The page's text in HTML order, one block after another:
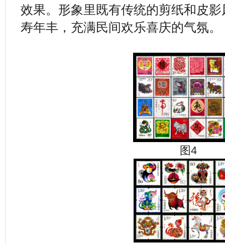
效果。形象里既有传统的剪纸和皮
寿年丰，充满民间欢乐喜庆的气氛。
图4